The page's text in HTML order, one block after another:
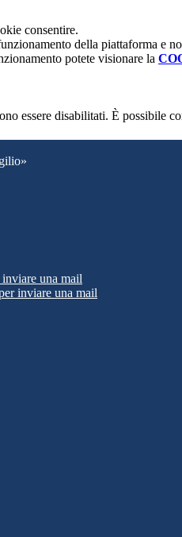
consentire.
della piattaforma e
potete visionare la
essere disabilitati. È possibile
una mail
inviare una mail